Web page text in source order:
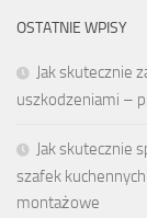
OSTATNIE WPISY
Jak skutecznie
uszkodzeniami –
Jak skutecznie
szafek
montażowe